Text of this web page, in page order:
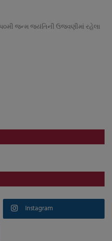
જન્મ જયંતિની ઉજવણીમાં રહેલા
Instagram